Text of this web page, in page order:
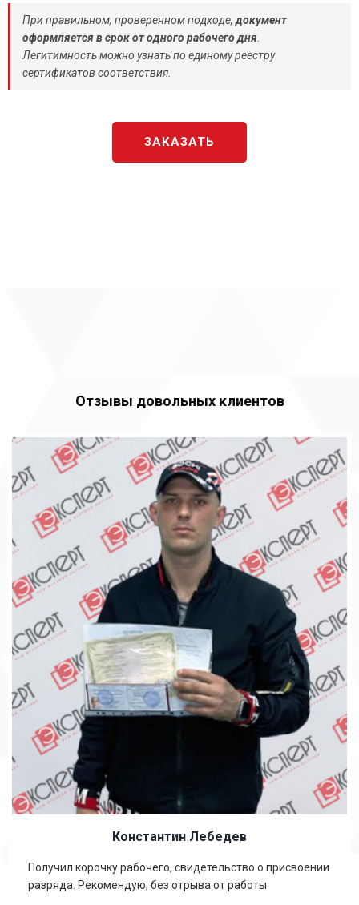
При правильном, проверенном подходе,документ
оформляется в срок от одного рабочего дня.
Легитимность можно узнать по единому реестру
сертификатов соответствия.
ЗАКАЗАТЬ
Отзывы довольных клиентов
Константин Лебедев
Получил корочку рабочего, свидетельство о присвоении
разряда. Рекомендую, без отрыва от работы